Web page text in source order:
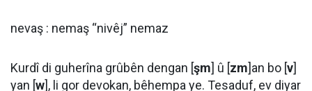
nevaş : nemaş “nivêj” nemaz
Kurdî di guherîna grûbên dengan [şm] û [zm]an bo [v]
yan [w], li gor devokan, bêhempa ye. Tesaduf, ev diyar